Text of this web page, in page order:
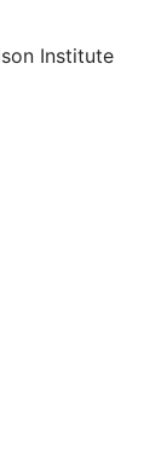
Institute